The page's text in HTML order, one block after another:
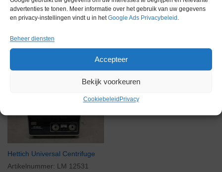
advertenties te tonen. Meer informatie over het gebruik van uw gegevens
en privacy-instellingen vindt u in hetGoogle Ads Privacybeleid .
Beheer diensten
Accepteer
Bekijk voorkeuren
Cookiebeleid Privacy
Gereserveerd
Hettich Universal Centrifuge
Artikelnummer: LM 12531